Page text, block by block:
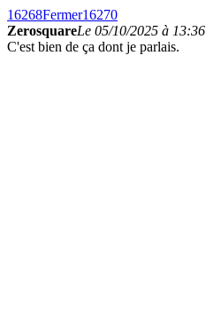
16268Fermer16270
ZerosquareLe 05/10/2025 à 13:36
C'est bien de ça dont je parlais.